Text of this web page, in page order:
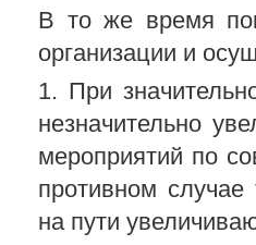
В то же время
организации и
1. При
незначительно
мероприятий по
противном
на пути